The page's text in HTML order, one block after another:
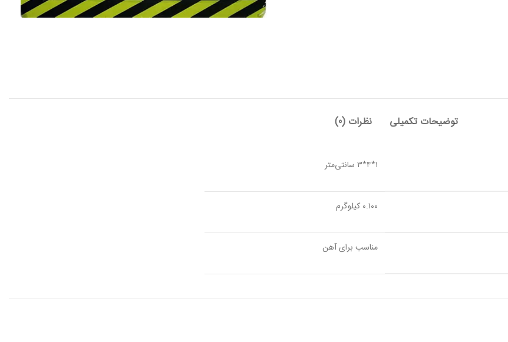
توضیحات تکمیلی نظرات (0)
۱*۴*۳ سانتی‌متر
۰.۱۰۰ کیلوگرم
مناسب برای آهن